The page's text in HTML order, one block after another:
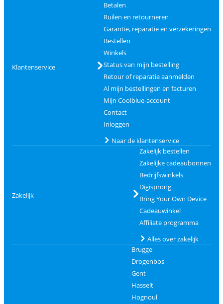
Klantenservice
Betalen
Ruilen en retourneren
Garantie, reparatie en verzekeringen
Bestellen
Winkels
Status van mijn bestelling
Retour of reparatie aanmelden
Al mijn bestellingen en facturen
Mijn Coolblue-account
Contact
Inloggen
Naar de klantenservice
Zakelijk
Zakelijk bestellen
Zakelijke cadeaubonnen
Bedrijfswinkels
Digisprong
Bring Your Own Device
Cadeauwinkel
Affiliate programma
Alles over zakelijk
Brugge
Drogenbos
Gent
Hasselt
Hognoul